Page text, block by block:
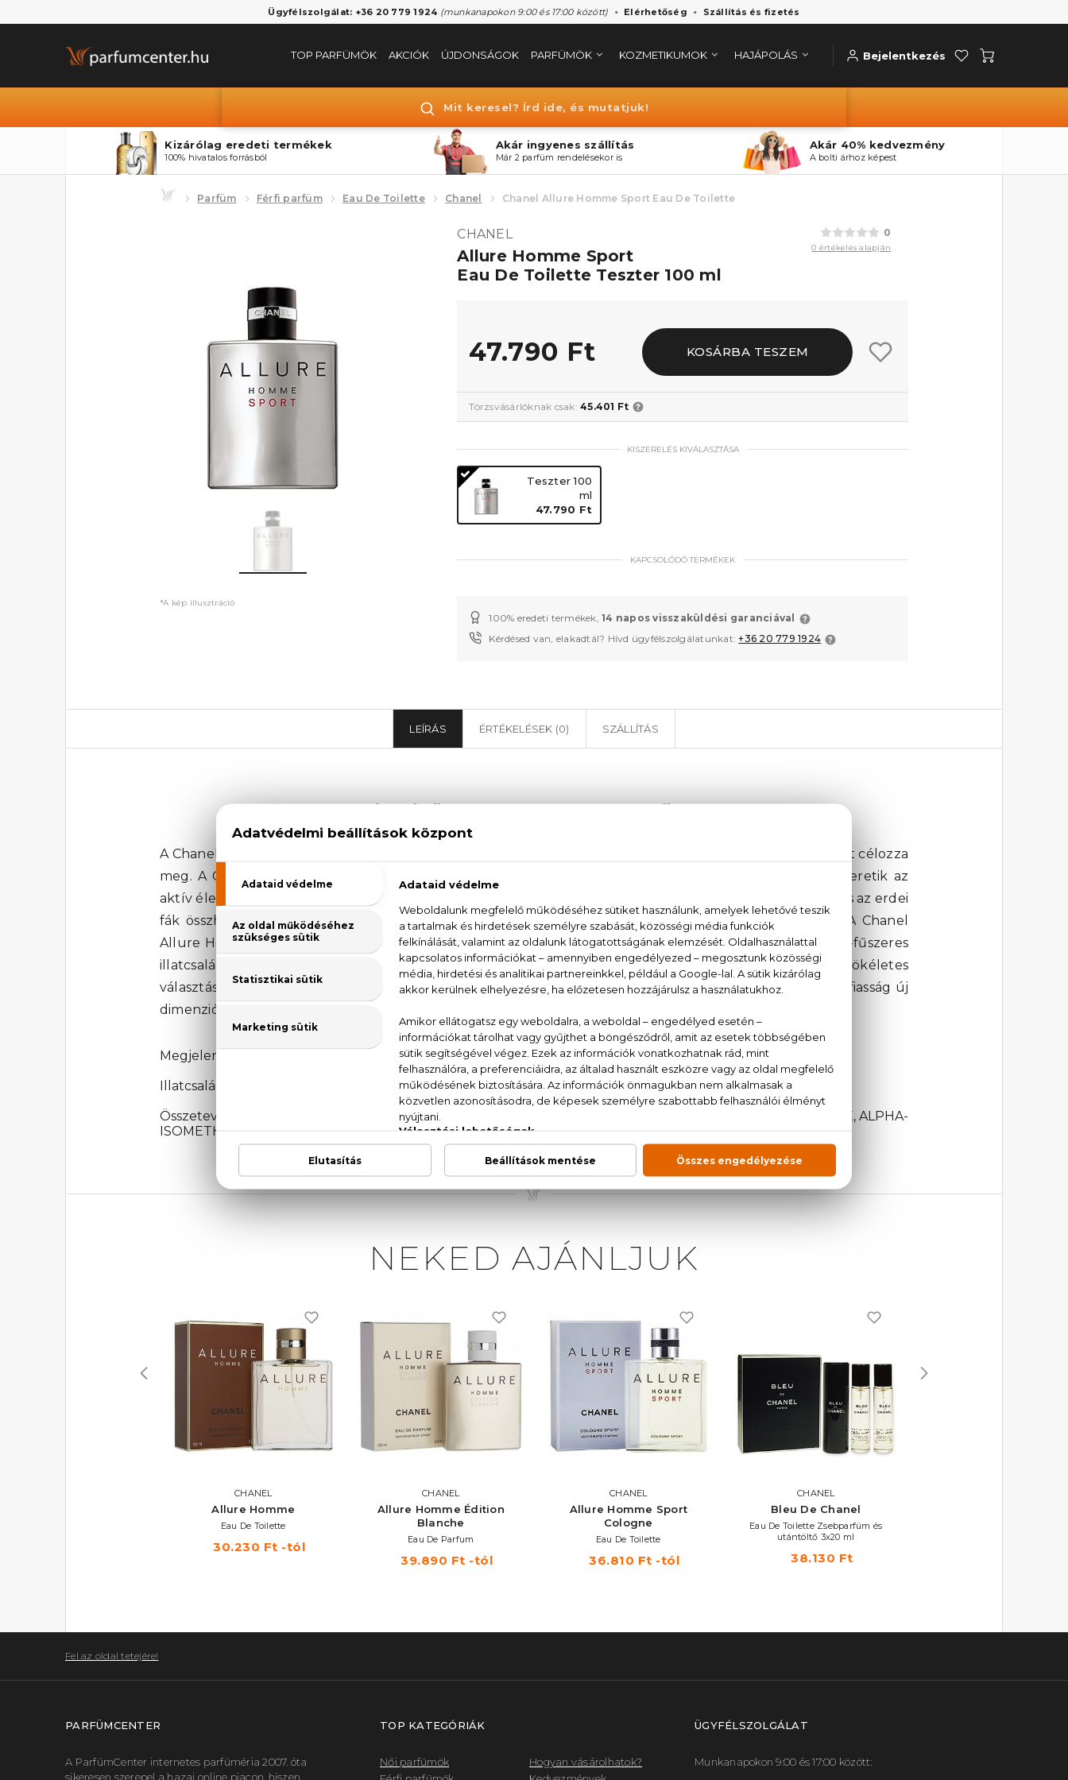
Ügyfélszolgálat: +36 20 779 1924 (munkanapokon 9:00 és 17:00 között) Elérhetőség Szállítás és fizetés
TOP PARFÜMÖK AKCIÓK ÚJDONSÁGOK PARFÜMÖK KOZMETIKUMOK HAJÁPOLÁS Bejelentkezés
Mit keresel? Írd ide, és mutatjuk!
Kizárólag eredeti termékek
100% hivatalos forrásból
Akár ingyenes szállítás
Már 2 parfüm rendelésekor is
Akár 40% kedvezmény
A bolti árhoz képest
Parfüm Férfi parfüm Eau De Toilette Chanel Chanel Allure Homme Sport Eau De Toilette
*A kép illusztráció
0
0 értékelés alapján
CHANEL
Allure Homme Sport
Eau De Toilette Teszter 100 ml
47.790 Ft KOSÁRBA TESZEM
Törzsvásárlóknak csak:45.401 Ft
KISZERELÉS KIVÁLASZTÁSA
Teszter 100
ml
47.790 Ft
KAPCSOLÓDÓ TERMÉKEK
100% eredeti termékek,14 napos visszaküldési garanciával
Kérdésed van, elakadtál? Hívd ügyfélszolgálatunkat:+36 20 779 1924
LEÍRÁS ÉRTÉKELÉSEK (0) SZÁLLÍTÁS
Chanel Allure Homme Sport Eau De Toilette
A Chanel Allure Homme Sport Eau De Toilette egy olyan illat, mely a modern, sportos és elegáns férfiakat célozza
meg. A Chanel márka hírnevét és minőségét magában hordozó parfüm azok számára készült, akik szeretik az
aktív életmódot, de nem hajlandók lemondani a luxusról sem. Az illatkompozíció az egzotikus fűszerek és az erdei
fák összhangját tükrözi, amelyek együttesen egy rendkívül dinamikus és vibráló illatot teremtenek. A Chanel
Allure Homme Sport Eau De Toilette egyszerre idézi a frissességet, a szabadságot és a férfias erőt. A fás-fűszeres
illatcsaládba tartozó parfüm a természet erejét és a városi élet pezsgését egyesíti magában, így tökéletes
választás mindennapos használatra, de különleges alkalmakra is. Próbáld ki ezt az illatot, és lépj be a férfiasság új
dimenziójába a Chanel Allure Homme Sport Eau De Toilette parfümmel.
Megjelenési év: 2004
Illatcsalád: Fás-fűszeres
Összetevők: ALCOHOL, PARFUM (FRAGRANCE), AQUA (WATER), LIMONENE, LINALOOL, BENZYL SALICYLATE, ALPHA-
ISOMETHYL IONONE, CITRONELLOL, CITRAL, COUMARIN, GERANIOL, IL28-1
NEKED AJÁNLJUK
CHANEL
Allure Homme
Eau De Toilette
30.230 Ft -tól
CHANEL
Allure Homme Édition
Blanche
Eau De Parfum
39.890 Ft -tól
CHANEL
Allure Homme Sport
Cologne
Eau De Toilette
36.810 Ft -tól
CHANEL
Bleu De Chanel
Eau De Toilette Zsebparfüm és
utántöltő 3x20 ml
38.130 Ft
Fel az oldal tetejére!
PARFÜMCENTER
A ParfümCenter internetes parfüméria 2007. óta
sikeresen szerepel a hazai online piacon, hiszen
TOP KATEGÓRIÁK
Női parfümök
Hogyan vásárolhatok?
ÜGYFÉLSZOLGÁLAT
Munkanapokon 9:00 és 17:00 között: